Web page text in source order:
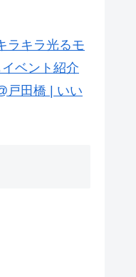
ラキラ光るモ
ベント紹介
戸田橋 | いい